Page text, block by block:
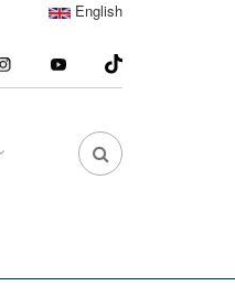
English
Instagram youtube
FA